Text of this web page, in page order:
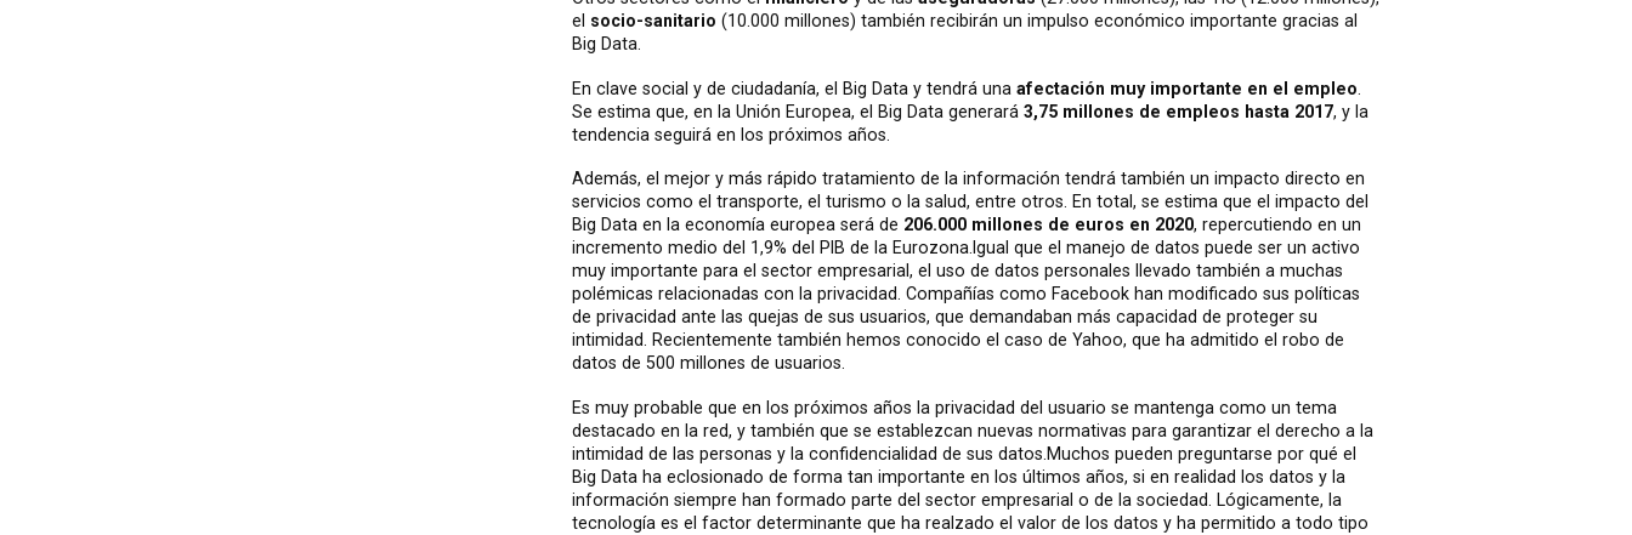
el socio-sanitario (10.000 millones) también recibirán un impulso económico importante gracias al
Big Data.
En clave social y de ciudadanía, el Big Data y tendrá unaafectación muy importante en el empleo
Se estima que, en la Unión Europea, el Big Data generará3,75 millones de empleos hasta 2017, y la
tendencia seguirá en los próximos años.
Además, el mejor y más rápido tratamiento de la información tendrá también un impacto directo en
servicios como el transporte, el turismo o la salud, entre otros. En total, se estima que el impacto del
Big Data en la economía europea será de 206.000 millones de euros en 2020, repercutiendo en un
incremento medio del 1,9% del PIB de la Eurozona. Igual que el manejo de datos puede ser un activo
muy importante para el sector empresarial, el uso de datos personales llevado también a muchas
polémicas relacionadas con la privacidad. Compañías como Facebook han modificado sus políticas
de privacidad ante las quejas de sus usuarios, que demandaban más capacidad de proteger su
intimidad. Recientemente también hemos conocido el caso de Yahoo, que ha admitido el robo de
datos de 500 millones de usuarios.
Es muy probable que en los próximos años la privacidad del usuario se mantenga como un tema
destacado en la red, y también que se establezcan nuevas normativas para garantizar el derecho a la
intimidad de las personas y la confidencialidad de sus datos.Muchos pueden preguntarse por qué el
Big Data ha eclosionado de forma tan importante en los últimos años, si en realidad los datos y la
información siempre han formado parte del sector empresarial o de la sociedad. Lógicamente, la
tecnología es el factor determinante que ha realzado el valor de los datos y ha permitido a todo tipo